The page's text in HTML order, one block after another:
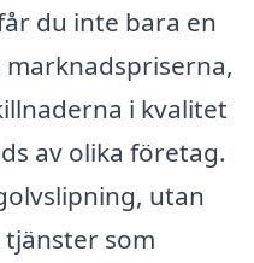
du inte bara en
i kvalitet
av olika företag.
utan
som